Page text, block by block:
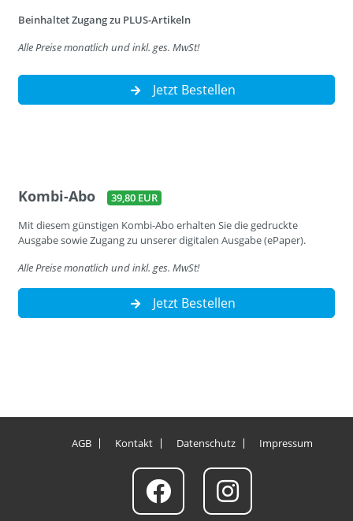
Beinhaltet Zugang zu PLUS-Artikeln
Alle Preise monatlich und inkl. ges. MwSt!
Jetzt Bestellen
Kombi-Abo
39,80 EUR
Mit diesem günstigen Kombi-Abo erhalten Sie die gedruckte
Ausgabe sowie Zugang zu unserer digitalen Ausgabe (ePaper).
Alle Preise monatlich und inkl. ges. MwSt!
Jetzt Bestellen
AGB Kontakt Datenschutz Impressum